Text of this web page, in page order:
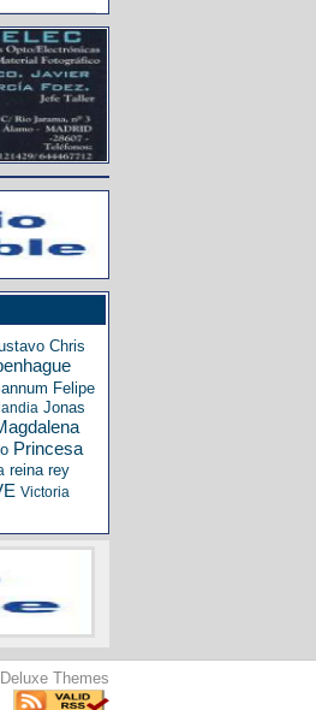
Chris
Felipe
Jonas
Princesa
reina rey
Victoria
Themes